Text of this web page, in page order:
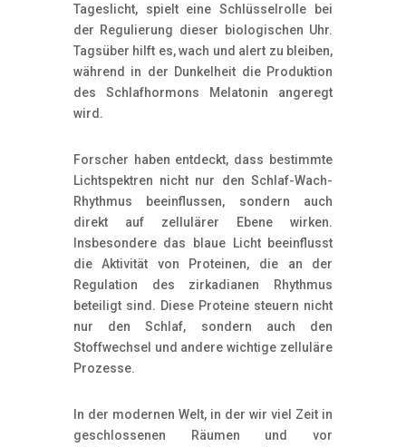
Tageslicht, spielt eine Schlüsselrolle bei
der Regulierung dieser biologischen Uhr.
Tagsüber hilft es, wach und alert zu bleiben,
während in der Dunkelheit die Produktion
des Schlafhormons Melatonin angeregt
wird.
Forscher haben entdeckt, dass bestimmte
Lichtspektren nicht nur den Schlaf-Wach-
Rhythmus beeinflussen, sondern auch
direkt auf zellulärer Ebene wirken.
Insbesondere das blaue Licht beeinflusst
die Aktivität von Proteinen, die an der
Regulation des zirkadianen Rhythmus
beteiligt sind. Diese Proteine steuern nicht
nur den Schlaf, sondern auch den
Stoffwechsel und andere wichtige zelluläre
Prozesse.
In der modernen Welt, in der wir viel Zeit in
geschlossenen Räumen und vor